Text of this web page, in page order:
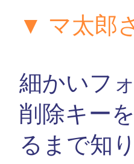
▼ マ太郎
細かいフ
削除キー
るまで知